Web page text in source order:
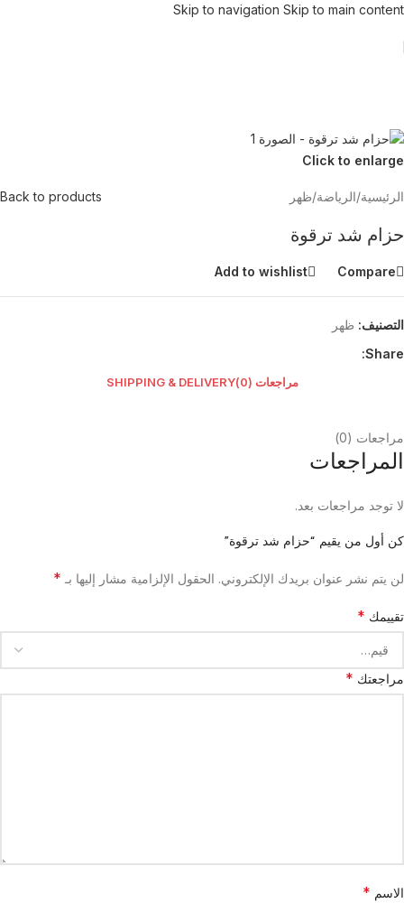
Skip to navigation Skip to main content
Click to enlarge
الرئيسية/الرياضة/ظهر Back to products
حزام شد ترقوة
Compare
Add to wishlist
التصنيف: ظهر
Share:
مراجعات (0) SHIPPING & DELIVERY
مراجعات (0)
المراجعات
لا توجد مراجعات بعد.
كن أول من يقيم “حزام شد ترقوة”
لن يتم نشر عنوان بريدك الإلكتروني. الحقول الإلزامية مشار إليها بـ *
تقييمك *
مراجعتك *
الاسم *